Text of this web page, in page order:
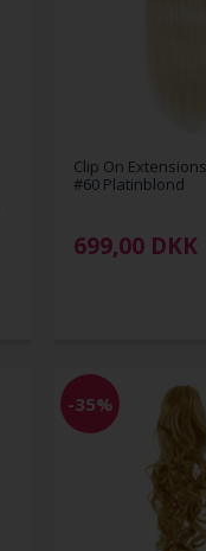
Clip On
#60 Platinblond
699,00 DKK
-35%